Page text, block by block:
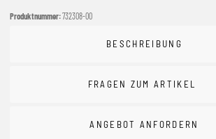
Produktnummer:732308-00
BESCHREIBUNG
FRAGEN ZUM ARTIKEL
ANGEBOT ANFORDERN